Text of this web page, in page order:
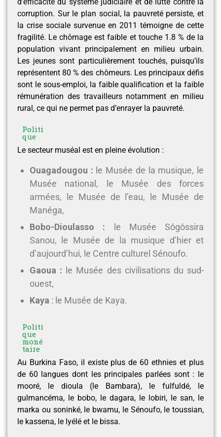
corruption. Sur le plan social, la pauvreté persiste, et
la crise sociale survenue en 2011 témoigne de cette
fragilité. Le chômage est faible et touche 1.8 % de la
population vivant principalement en milieu urbain.
Les jeunes sont particulièrement touchés, puisqu’ils
représentent 80 % des chômeurs. Les principaux défis
sont le sous-emploi, la faible qualification et la faible
rémunération des travailleurs notamment en milieu
rural, ce qui ne permet pas d’enrayer la pauvreté.
Politi
que
Le secteur muséal est en pleine évolution :
Ouagadougou : le Musée de la musique, le
Musée national, le Musée des forces
armées, le Musée de l’eau, le Musée de
Manéga,
Bobo-Dioulasso :
le Musée Sôgôssira
Sanou, le Musée de la musique d’hier et
d’aujourd’hui, le Centre culturel Sénoufo.
Gaoua :
le Musée des civilisations du sud-
ouest,
Kaya : le Musée de Kaya.
Politi
que
moné
taire
Au Burkina Faso, il existe plus de 60 ethnies et plus
de 60 langues dont les principales parlées sont : le
mooré, le dioula (le Bambara), le fulfuldé, le
gulmancéma, le bobo, le dagara, le lobiri, le san, le
marka ou soninké, le bwamu, le Sénoufo, le toussian,
le kassena, le lyélé et le bissa.